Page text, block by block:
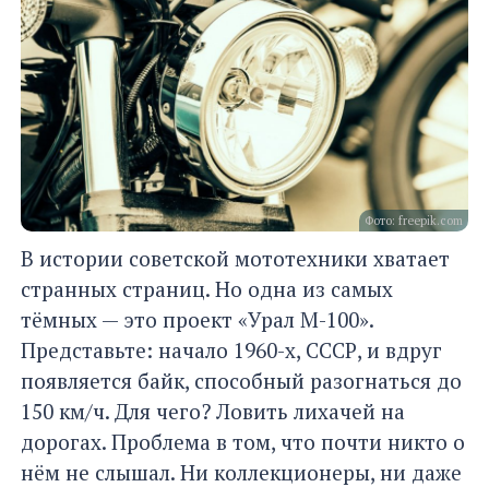
Фото: freepik.com
В истории советской мототехники хватает
странных страниц. Но одна из самых
тёмных — это проект «Урал М-100».
Представьте: начало 1960-х, СССР, и вдруг
появляется байк, способный разогнаться до
150 км/ч. Для чего? Ловить лихачей на
дорогах. Проблема в том, что почти никто о
нём не слышал. Ни коллекционеры, ни даже